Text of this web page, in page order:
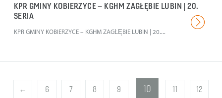
KPR GMINY KOBIERZYCE – KGHM ZAGŁĘBIE LUBIN | 20.
SERIA
KPR GMINY KOBIERZYCE – KGHM ZAGŁĘBIE LUBIN | 20....
← 6 7 8 9 10 11 12